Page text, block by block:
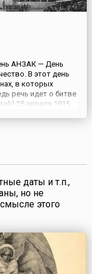
АНЗАК — День
В этот день
в которых
речь идет о битве
апреля 1915
«Авс...
даты и т.п.,
но не
этого